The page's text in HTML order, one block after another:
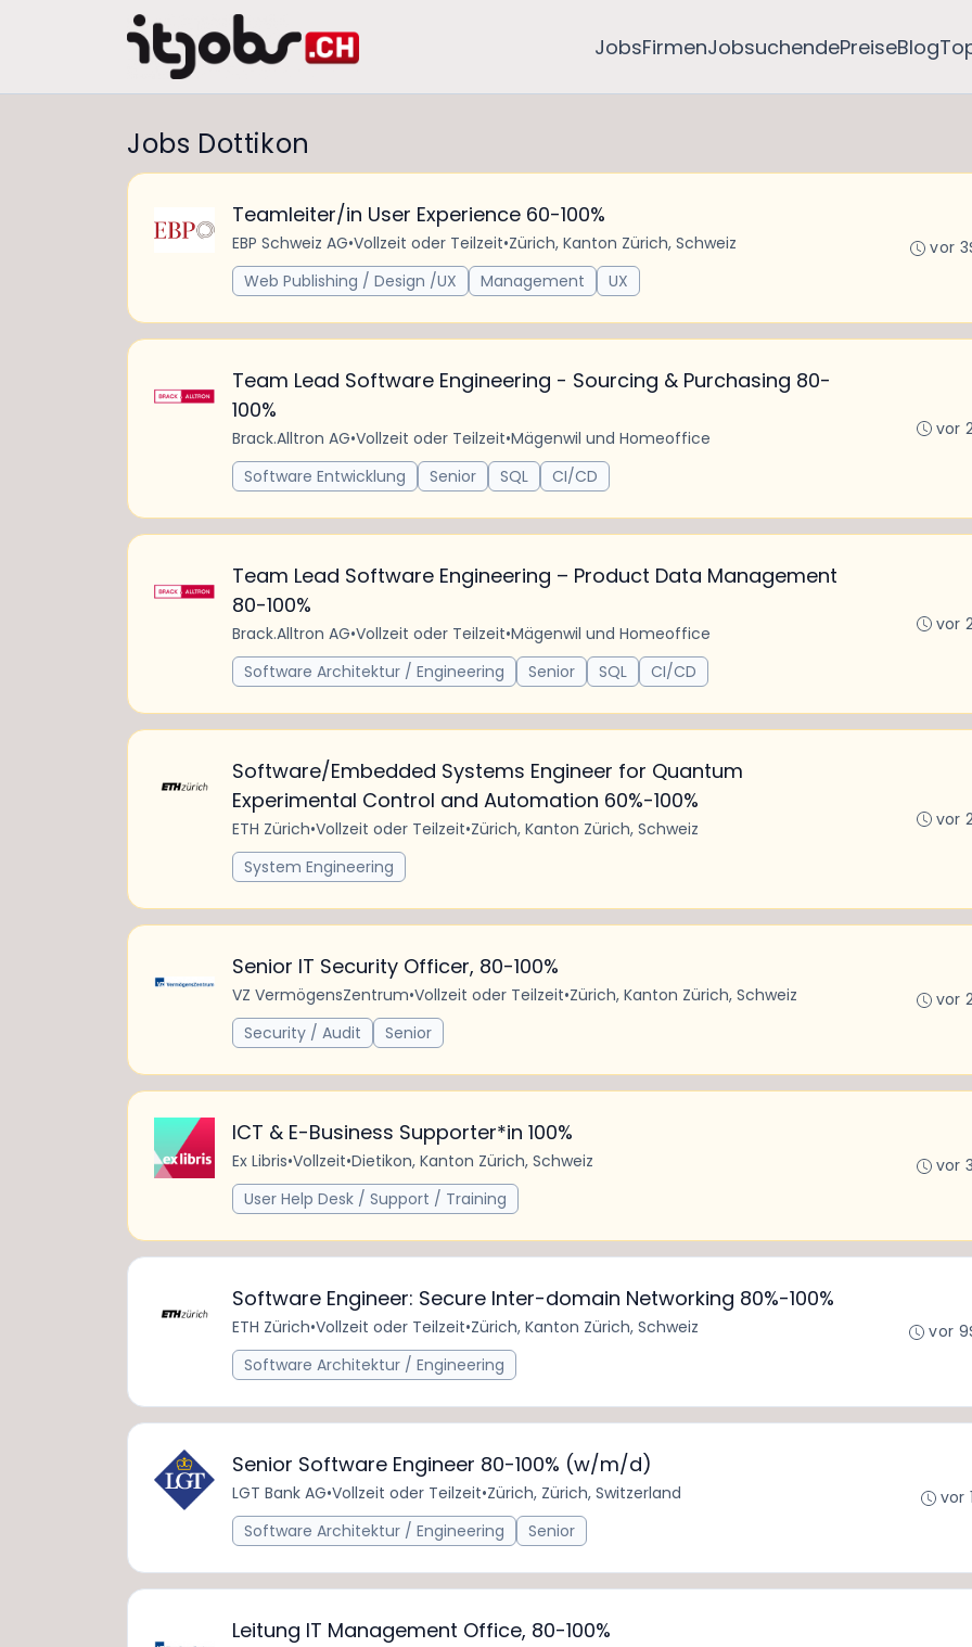
JobsFirmenJobsuchendePreiseBlog
Jobs Dottikon
Teamleiter/in User Experience 60-100%
EBP Schweiz AG•Vollzeit oder Teilzeit•Zürich, Kanton Zürich, Schweiz
Web Publishing / Design /UX
Management UX
vor
Team Lead Software Engineering - Sourcing & Purchasing 80-
100%
Brack.Alltron AG•Vollzeit oder Teilzeit•Mägenwil und Homeoffice
Software Entwicklung
Senior SQL CI/CD
vor
Team Lead Software Engineering – Product Data Management
80-100%
Brack.Alltron AG•Vollzeit oder Teilzeit•Mägenwil und Homeoffice
Software Architektur / Engineering
Senior SQL CI/CD
vor
Software/Embedded Systems Engineer for Quantum
Experimental Control and Automation 60%-100%
ETH Zürich•Vollzeit oder Teilzeit•Zürich, Kanton Zürich, Schweiz
System Engineering
vor
Senior IT Security Officer, 80-100%
VZ VermögensZentrum•Vollzeit oder Teilzeit•Zürich, Kanton Zürich, Schweiz
Security / Audit
Senior
vor
ICT & E-Business Supporter*in 100%
Ex Libris•Vollzeit•Dietikon, Kanton Zürich, Schweiz
User Help Desk / Support / Training
vor
Software Engineer: Secure Inter-domain Networking 80%-100%
ETH Zürich•Vollzeit oder Teilzeit•Zürich, Kanton Zürich, Schweiz
Software Architektur / Engineering
vor
Senior Software Engineer 80-100% (w/m/d)
LGT Bank AG•Vollzeit oder Teilzeit•Zürich, Zürich, Switzerland
Software Architektur / Engineering
Senior
vor
Leitung IT Management Office, 80-100%